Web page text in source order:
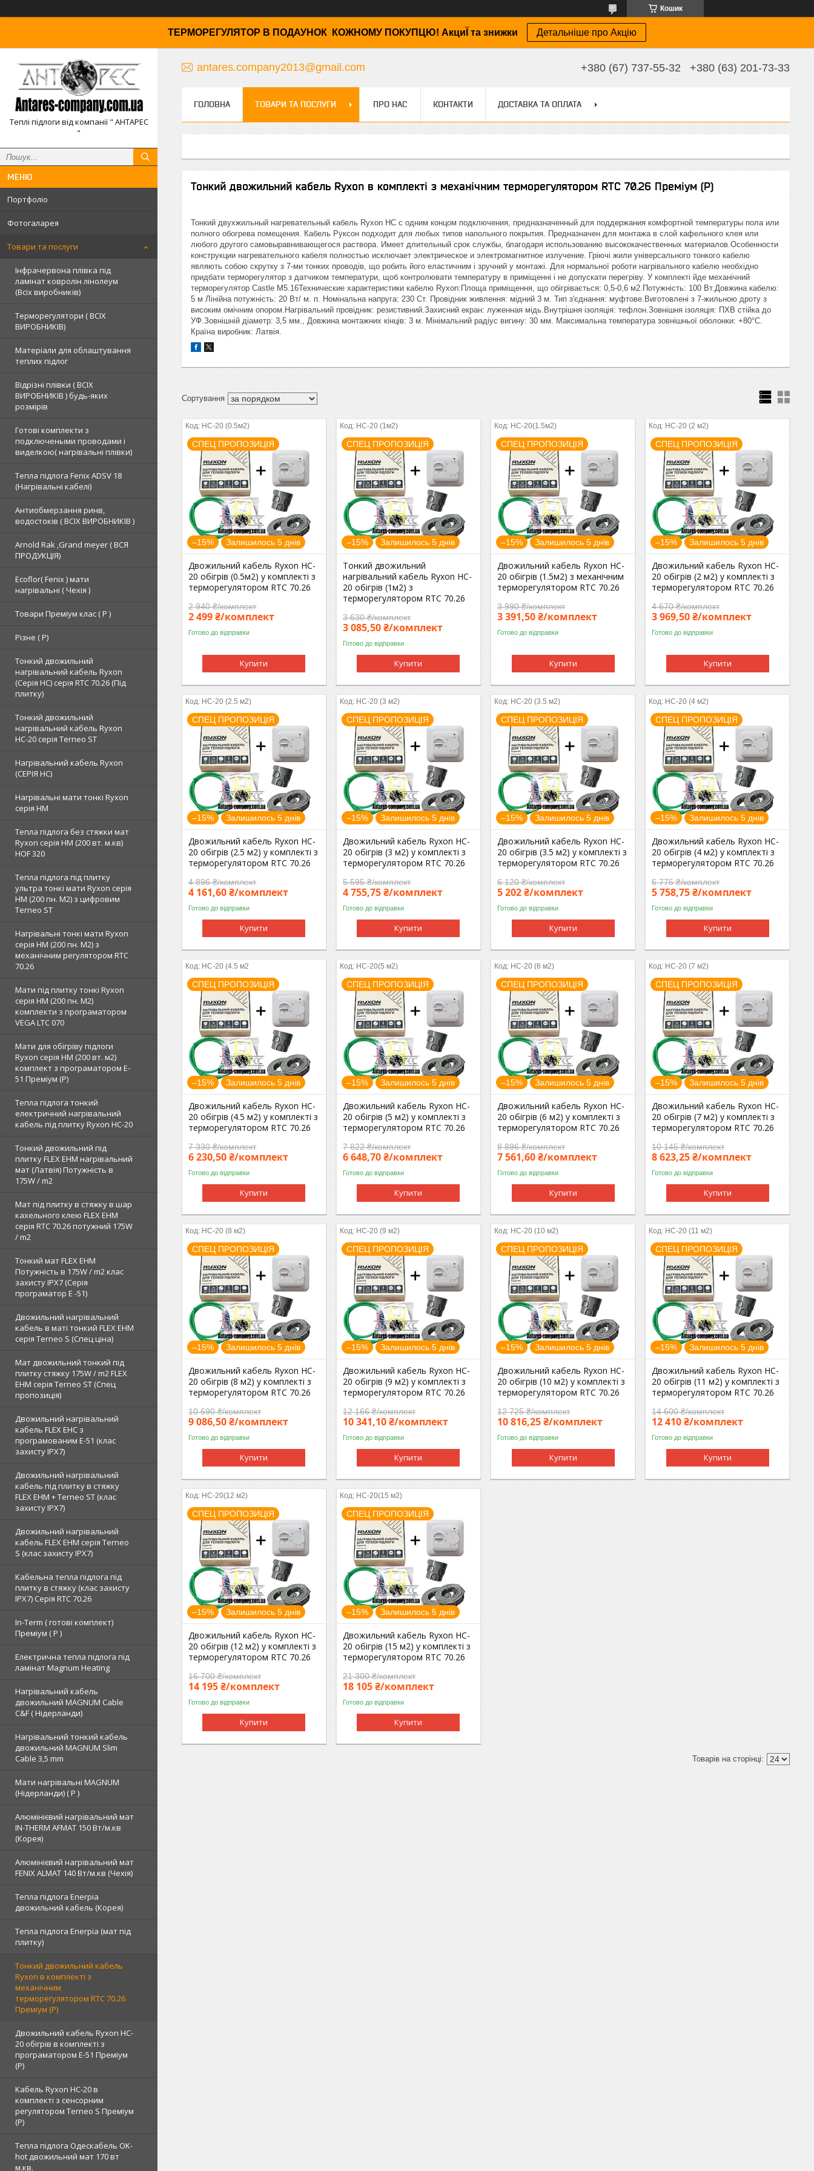
Кошик
ТЕРМОРЕГУЛЯТОР В ПОДАУНОК КОЖНОМУ ПОКУПЦЮ! АкциЇ та знижки Детальніше про Акцію
Теплі підлоги від компанії " АНТАРЕС
"
Портфоліо
Фотогаларея
Товари та послуги
Інфрачервона плівка під
ламінат ковролін лінолеум
(Всіх виробників)
Терморегулятори ( ВСІХ
ВИРОБНИКІВ)
Матеріали для облаштування
теплих підлог
Відрізні плівки ( ВСІХ
ВИРОБНИКІВ ) будь-яких
розмірів
Готові комплекти з
подключеными проводами і
виделкою( нагрівальні плівки)
Тепла підлога Fenix ADSV 18
(Нагрівальні кабелі)
Антиобмерзання ринв,
водостоків ( ВСІХ ВИРОБНИКІВ )
Arnold Rak ,Grand meyer ( ВСЯ
ПРОДУКЦІЯ)
Ecoflor( Fenix ) мати
нагрівальні ( Чехія )
Товари Преміум клас ( Р )
Різне ( Р)
Тонкий двожильний
нагрівальний кабель Ryxon
(Серія НС) серія RTC 70.26 (Під
плитку)
Тонкий двожильний
нагрівальний кабель Ryxon
HC-20 серія Terneo ST
Нагрівальний кабель Ryxon
(СЕРІЯ НС)
Нагрівальні мати тонкі Ryxon
серія НМ
Тепла підлога без стяжки мат
Ryxon серія НМ (200 вт. м.кв)
HOF 320
Тепла підлога під плитку
ультра тонкі мати Ryxon серія
НМ (200 пн. М2) з цифровим
Terneo ST
Нагрівальні тонкі мати Ryxon
серія НМ (200 пн. М2) з
механічним регулятором RTC
70.26
Мати під плитку тонкі Ryxon
серія НМ (200 пн. М2)
комплекти з програматором
VEGA LTC 070
Мати для обігріву підлоги
Ryxon серія НМ (200 вт. м2)
комплект з програматором E-
51 Преміум (Р)
Тепла підлога тонкий
електричний нагрівальний
кабель під плитку Ryxon HC-20
Тонкий двожильний під
плитку FLEX EHM нагрівальний
мат (Латвія) Потужність в
175W / m2
Мат під плитку в стяжку в шар
кахельного клею FLEX EHM
серія RTC 70.26 потужний 175W
/ m2
Тонкий мат FLEX EHM
Потужність в 175W / m2 клас
захисту IPX7 (Серія
програматор Е -51)
Двожильний нагрівальний
кабель в маті тонкий FLEX EHM
серія Terneo S (Спец ціна)
Мат двожильний тонкий під
плитку стяжку 175W / m2 FLEX
EHM серія Terneo SТ (Спец
пропозиція)
Двожильний нагрівальний
кабель FLEX EHС з
програмованим E-51 (клас
захисту IPX7)
Двожильний нагрівальний
кабель під плитку в стяжку
FLEX EHM + Terneo ST (клас
захисту IPX7)
Двожильний нагрівальний
кабель FLEX EHM серія Terneo
S (клас захисту IPX7)
Кабельна тепла підлога під
плитку в стяжку (клас захисту
IPX7) Серія RTC 70.26
In-Term ( готові комплект)
Преміум ( Р )
Електрична тепла підлога під
ламінат Magnum Heating
Нагрівальний кабель
двожильний MAGNUM Cable
C&F ( Нідерланди)
Нагрівальний тонкий кабель
двожильний MAGNUM Slim
Cable 3,5 mm
Мати нагрівальні MAGNUM
(Нідерланди) ( Р )
Алюмінієвий нагрівальний мат
IN-THERM AFMAT 150 Вт/м.кв
(Корея)
Алюмінієвий нагрівальний мат
FENIX ALMAT 140 Вт/м.кв (Чехія)
Тепла підлога Enerpia
двожильний кабель (Корея)
Тепла підлога Enerpia (мат під
плитку)
Тонкий двожильний кабель
Ryxon в комплекті з
механічним
терморегулятором RTC 70.26
Преміум (Р)
Двожильний кабель Ryxon HC-
20 обігрів в комплекті з
програматором E-51 Преміум
(Р)
Кабель Ryxon HC-20 в
комплекті з сенсорним
регулятором Terneo S Преміум
(Р)
Тепла підлога Одескабель OK-
hot двожильний мат 170 вт
м.кв.
antares.company2013@gmail.com +380 (67) 737-55-32 +380 (63) 201-73-33
ГОЛОВНА ТОВАРИ ТА ПОСЛУГИ ПРО НАС КОНТАКТИ ДОСТАВКА ТА ОПЛАТА
Тонкий двожильний кабель Ryxon в комплекті з механічним терморегулятором RTC 70.26 Преміум (Р)
Тонкий двухжильный нагревательный кабель Ryxon HC с одним концом подключения, предназначенный для поддержания комфортной температуры пола или
полного обогрева помещения. Кабель Руксон подходит для любых типов напольного покрытия. Предназначен для монтажа в слой кафельного клея или
любого другого самовыравнивающегося раствора. Имеет длительный срок службы, благодаря использованию высококачественных материалов.Особенности
конструкции нагревательного кабеля полностью исключает электрическое и электромагнитное излучение. Гріючі жили універсального тонкого кабелю
являють собою скрутку з 7-ми тонких проводів, що робить його еластичним і зручний у монтажі. Для нормальної роботи нагрівального кабелю необхідно
придбати терморегулятор з датчиком температури, щоб контролювати температуру в приміщенні і не допускати перегріву. У комплекті йде механічний
терморегулятор Castle M5.16Технические характеристики кабелю Ryxon:Площа приміщення, що обігрівається: 0,5-0,6 м2.Потужність: 100 Вт.Довжина кабелю:
5 м Лінійна потужність: 20 Вт/ м. п. Номінальна напруга: 230 Ст. Провідник живлення: мідний 3 м. Тип з'єднання: муфтове.Виготовлені з 7-жильною дроту з
високим омічним опором.Нагрівальний провідник: резистивний.Захисний екран: луженная мідь.Внутрішня ізоляція: тефлон.Зовнішня ізоляція: ПХВ стійка до
УФ.Зовнішній діаметр: 3,5 мм., Довжина монтажних кінців: 3 м. Мінімальний радіус вигину: 30 мм. Максимальна температура зовнішньої оболонки: +80°С.
Країна виробник: Латвія.
HC-20 (0.5м2)
СПЕЦ ПРОПОЗИЦІЯ
–15% Залишилось 5 днів
Двожильний кабель Ryxon HC-
20 обігрів (0.5м2) у комплекті з
терморегулятором RTC 70.26
2 940 ₴/комплект
2 499 ₴/комплект
Готово до відправки
Купити
HC-20 (1м2)
СПЕЦ ПРОПОЗИЦІЯ
–15% Залишилось 5 днів
Тонкий двожильний
нагрівальний кабель Ryxon HC-
20 обігрів (1м2) з
терморегулятором RTC 70.26
3 630 ₴/комплект
3 085,50 ₴/комплект
Готово до відправки
Купити
HC-20(1.5м2)
СПЕЦ ПРОПОЗИЦІЯ
–15% Залишилось 5 днів
Двожильний кабель Ryxon HC-
20 обігрів (1.5м2) з механічним
терморегулятором RTC 70.26
3 990 ₴/комплект
3 391,50 ₴/комплект
Готово до відправки
Купити
HC-20 (2 м2)
СПЕЦ ПРОПОЗИЦІЯ
–15% Залишилось 5 днів
Двожильний кабель Ryxon HC-
20 обігрів (2 м2) у комплекті з
терморегулятором RTC 70.26
4 670 ₴/комплект
3 969,50 ₴/комплект
Готово до відправки
Купити
HC-20 (2.5 м2)
СПЕЦ ПРОПОЗИЦІЯ
–15% Залишилось 5 днів
Двожильний кабель Ryxon HC-
20 обігрів (2.5 м2) у комплекті з
терморегулятором RTC 70.26
4 896 ₴/комплект
4 161,60 ₴/комплект
Готово до відправки
Купити
HC-20 (3 м2)
СПЕЦ ПРОПОЗИЦІЯ
–15% Залишилось 5 днів
Двожильний кабель Ryxon HC-
20 обігрів (3 м2) у комплекті з
терморегулятором RTC 70.26
5 595 ₴/комплект
4 755,75 ₴/комплект
Готово до відправки
Купити
HC-20 (3.5 м2)
СПЕЦ ПРОПОЗИЦІЯ
–15% Залишилось 5 днів
Двожильний кабель Ryxon HC-
20 обігрів (3.5 м2) у комплекті з
терморегулятором RTC 70.26
6 120 ₴/комплект
5 202 ₴/комплект
Готово до відправки
Купити
HC-20 (4 м2)
СПЕЦ ПРОПОЗИЦІЯ
–15% Залишилось 5 днів
Двожильний кабель Ryxon HC-
20 обігрів (4 м2) у комплекті з
терморегулятором RTC 70.26
6 775 ₴/комплект
5 758,75 ₴/комплект
Готово до відправки
Купити
HC-20 (4.5 м2
СПЕЦ ПРОПОЗИЦІЯ
–15% Залишилось 5 днів
Двожильний кабель Ryxon HC-
20 обігрів (4.5 м2) у комплекті з
терморегулятором RTC 70.26
7 330 ₴/комплект
6 230,50 ₴/комплект
Готово до відправки
Купити
HC-20(5 м2)
СПЕЦ ПРОПОЗИЦІЯ
–15% Залишилось 5 днів
Двожильний кабель Ryxon HC-
20 обігрів (5 м2) у комплекті з
терморегулятором RTC 70.26
7 822 ₴/комплект
6 648,70 ₴/комплект
Готово до відправки
Купити
HC-20 (6 м2)
СПЕЦ ПРОПОЗИЦІЯ
–15% Залишилось 5 днів
Двожильний кабель Ryxon HC-
20 обігрів (6 м2) у комплекті з
терморегулятором RTC 70.26
8 896 ₴/комплект
7 561,60 ₴/комплект
Готово до відправки
Купити
HC-20 (7 м2)
СПЕЦ ПРОПОЗИЦІЯ
–15% Залишилось 5 днів
Двожильний кабель Ryxon HC-
20 обігрів (7 м2) у комплекті з
терморегулятором RTC 70.26
10 145 ₴/комплект
8 623,25 ₴/комплект
Готово до відправки
Купити
HC-20 (8 м2)
СПЕЦ ПРОПОЗИЦІЯ
–15% Залишилось 5 днів
Двожильний кабель Ryxon HC-
20 обігрів (8 м2) у комплекті з
терморегулятором RTC 70.26
10 690 ₴/комплект
9 086,50 ₴/комплект
Готово до відправки
Купити
HC-20 (9 м2)
СПЕЦ ПРОПОЗИЦІЯ
–15% Залишилось 5 днів
Двожильний кабель Ryxon HC-
20 обігрів (9 м2) у комплекті з
терморегулятором RTC 70.26
12 166 ₴/комплект
10 341,10 ₴/комплект
Готово до відправки
Купити
HC-20 (10 м2)
СПЕЦ ПРОПОЗИЦІЯ
–15% Залишилось 5 днів
Двожильний кабель Ryxon HC-
20 обігрів (10 м2) у комплекті з
терморегулятором RTC 70.26
12 725 ₴/комплект
10 816,25 ₴/комплект
Готово до відправки
Купити
HC-20 (11 м2)
СПЕЦ ПРОПОЗИЦІЯ
–15% Залишилось 5 днів
Двожильний кабель Ryxon HC-
20 обігрів (11 м2) у комплекті з
терморегулятором RTC 70.26
14 600 ₴/комплект
12 410 ₴/комплект
Готово до відправки
Купити
HC-20(12 м2)
СПЕЦ ПРОПОЗИЦІЯ
–15% Залишилось 5 днів
Двожильний кабель Ryxon HC-
20 обігрів (12 м2) у комплекті з
терморегулятором RTC 70.26
16 700 ₴/комплект
14 195 ₴/комплект
Готово до відправки
Купити
HC-20(15 м2)
СПЕЦ ПРОПОЗИЦІЯ
–15% Залишилось 5 днів
Двожильний кабель Ryxon HC-
20 обігрів (15 м2) у комплекті з
терморегулятором RTC 70.26
21 300 ₴/комплект
18 105 ₴/комплект
Готово до відправки
Купити